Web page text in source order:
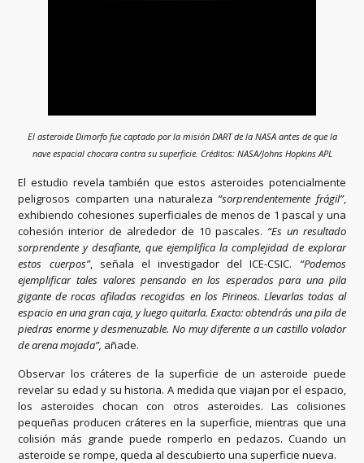
El asteroide Dimorfo fue captado por la misión DART de la NASA antes de que la
nave espacial chocara contra su superficie. Créditos: NASA/Johns Hopkins APL
El estudio revela también que estos asteroides potencialmente
peligrosos comparten una naturaleza “sorprendentemente frágil”,
exhibiendo cohesiones superficiales de menos de 1 pascal y una
cohesión interior de alrededor de 10 pascales. “Es un resultado
sorprendente y desafiante, que ejemplifica la complejidad de explorar
estos cuerpos”, señala el investigador del ICE-CSIC. “Podemos
ejemplificar tales valores pensando en los esperados para una pila
gigante de rocas afiladas recogidas en los Pirineos. Llevarlas todas al
espacio en una gran caja, y luego quitarla. Exacto: obtendrás una pila de
piedras enorme y desmenuzable. No muy diferente a un castillo volador
de arena mojada”, añade.
Observar los cráteres de la superficie de un asteroide puede
revelar su edad y su historia. A medida que viajan por el espacio,
los asteroides chocan con otros asteroides. Las colisiones
pequeñas producen cráteres en la superficie, mientras que una
colisión más grande puede romperlo en pedazos. Cuando un
asteroide se rompe, queda al descubierto una superficie nueva.